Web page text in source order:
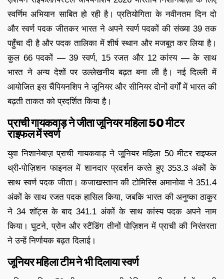
स्वर्णिम अभियान साबित हो रही है। प्रतियोगिता के नवीनतम दिन दो
और स्वर्ण पदक जीतकर भारत ने अपने स्वर्ण पदकों की संख्या 39 तक
पहुँचा दी है और पदक तालिका में शीर्ष स्थान और मजबूत कर लिया है।
कुल 66 पदकों — 39 स्वर्ण, 15 रजत और 12 कांस्य — के साथ
भारत ने अन्य देशों पर उल्लेखनीय बढ़त बना ली है। नई दिल्ली में
आयोजित इस चैंपियनशिप ने जूनियर और सीनियर दोनों वर्गों में भारत की
बढ़ती ताकत को प्रदर्शित किया है।
प्राची गायकवाड़ ने जीता जूनियर महिला 50 मीटर
राइफल में स्वर्ण
युवा निशानेबाज़ प्राची गायकवाड़ ने जूनियर महिला 50 मीटर राइफल
थ्री-पोज़िशन फाइनल में शानदार प्रदर्शन करते हुए 353.3 अंकों के
साथ स्वर्ण पदक जीता। कजाखस्तान की टोमिरिस अमानोवा ने 351.4
अंकों के साथ रजत पदक हासिल किया, जबकि भारत की अनुष्का ठाकुर
ने 34 शॉट्स के बाद 341.1 अंकों के साथ कांस्य पदक अपने नाम
किया। घुटने, प्रोन और स्टैंडिंग तीनों पोज़िशन में प्राची की निरंतरता
ने उन्हें निर्णायक बढ़त दिलाई।
जूनियर महिला टीम ने भी दिलाया स्वर्ण